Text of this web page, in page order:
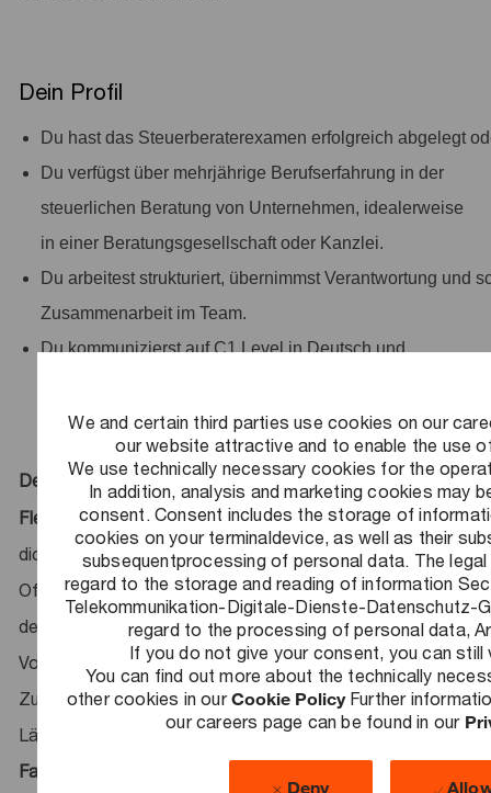
We and certain third parties use cookies on our
our website attractive and to enable the use
We use technically necessary cookies for the
In addition, analysis and marketing cookies may
consent. Consent includes the storage of
cookies on your terminaldevice, as well as their
subsequentprocessing of personal data. The
regard to the storage and reading of information
Telekommunikation-Digitale-Dienste-Datenschutz-
regard to the processing of personal data,
If you do not give your consent, you can
You can find out more about the technically
other cookies in ourCookie Policy Further
our careers page can be found in our
Deny
Dein Profil
Du hast das Steuerberaterexamen erfolgreich abgelegt
Du verfügst über mehrjährige Berufserfahrung in der
steuerlichen Beratung von Unternehmen, idealerweise
in einer Beratungsgesellschaft oder Kanzlei.
Du arbeitest strukturiert, übernimmst Verantwortung und
Zusammenarbeit im Team.
Du kommunizierst auf C1 Level in Deutsch und
Deine Benefits
Flexibilität– In Abstimmung mit deinem Team erwartet
dich ein Mix aus gemeinsamen Bürotagen und Home
Office. Dabei gibt es keine Kernarbeitszeiten – im Rahmen
der betrieblichen Anforderungen und arbeitsrechtlichen
Vorgaben kannst du deine Arbeitszeit flexibel gestalten.
Zusätzlich hast du die Möglichkeit, temporär in über 40
Ländern zu arbeiten.
Familie